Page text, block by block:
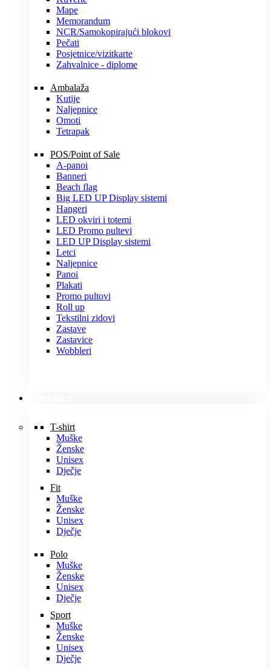
Mape
Memorandum
NCR/Samokopirajući blokovi
Pečati
Posjetnice/vizitkarte
Zahvalnice - diplome
Ambalaža
Kutije
Naljepnice
Omoti
Tetrapak
POS/Point of Sale
A-panoi
Banneri
Beach flag
Big LED UP Display sistemi
Hangeri
LED okviri i totemi
LED Promo pultevi
LED UP Display sistemi
Letci
Naljepnice
Panoi
Plakati
Promo pultovi
Roll up
Tekstilni zidovi
Zastave
Zastavice
Wobbleri
T-shirt
Muške
Ženske
Unisex
Dječje
Fit
Muške
Ženske
Unisex
Dječje
Polo
Muške
Ženske
Unisex
Dječje
Sport
Muške
Ženske
Unisex
Dječje